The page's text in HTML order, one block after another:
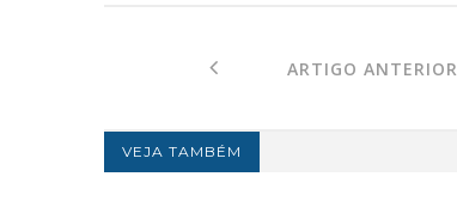
ARTIGO ANTERIOR
VEJA TAMBÉM